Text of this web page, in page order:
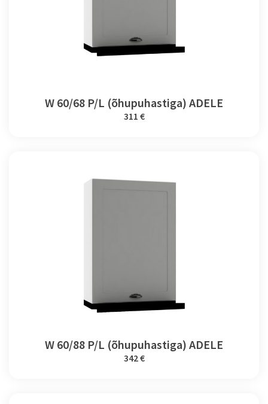
W 60/68 P/L (õhupuhastiga) ADELE
311 €
W 60/88 P/L (õhupuhastiga) ADELE
342 €